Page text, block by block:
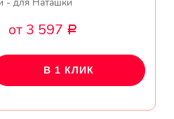
от 3 597 Р
В 1 КЛИК